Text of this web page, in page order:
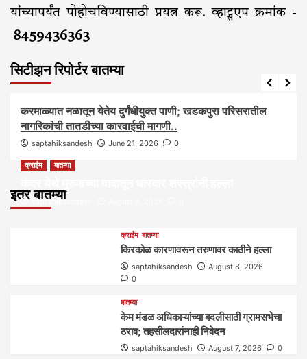
यांच्यापर्यंत पोहोचविण्यासाठी प्रयत्न करू. व्हाट्सएप क्रमांक -
8459436363
सिटीझन रिपोर्टर बातम्या
आरोग्य आवाज जनतेचा बातम्या
करमाळ्यात नळातून येतेय दुर्गंधीयुक्त पाणी; खडकपुरा परिसरातील
नागरिकांची तातडीच्या कारवाईची मागणी..
saptahiksandesh June 21, 2026 0
इतर बातम्या
क्राईम बातम्या
saptahiksandesh
क्राईम बातम्या
किरकोळ कारणावरून तरुणावर काठीने हल्ला
saptahiksandesh
August 8, 2026
0
बातम्या
केम मंडळ अधिकाऱ्यांच्या बदलीसाठी ग्रामसभेचा
ठराव; तहसीलदारांनाही निवेदन
saptahiksandesh August 7, 2026 0